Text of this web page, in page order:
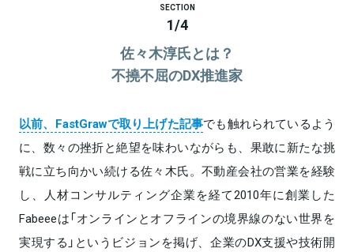
SECTION
1/4
佐々木淳氏とは？
不撓不屈のDX推進家
以前、FastGrawで取り上げた記事でも触れられているよう
に、数々の挫折と絶望を味わいながらも、果敢に新たな挑
戦に立ち向かい続ける佐々木氏。不動産会社の営業を経験
し、人材コンサルティング企業を経て2010年に創業した
Fabeeeは「オンラインとオフラインの境界線のない世界を
実現する」というビジョンを掲げ、企業のDX支援や技術開